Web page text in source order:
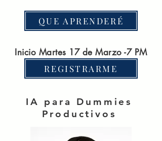
QUE APRENDERÉ
Inicio Martes 17 de Marzo -7 PM
REGISTRARME
IA para Dummies
Productivos